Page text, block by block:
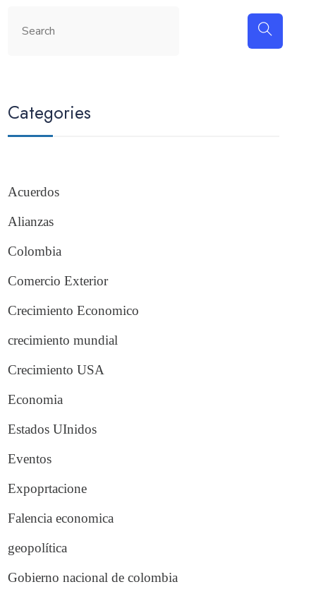
Categories
Acuerdos
Alianzas
Colombia
Comercio Exterior
Crecimiento Economico
crecimiento mundial
Crecimiento USA
Economia
Estados UInidos
Eventos
Expoprtacione
Falencia economica
geopolítica
Gobierno nacional de colombia